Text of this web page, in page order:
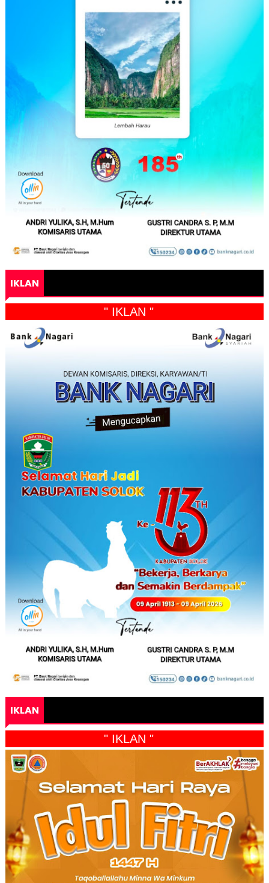
IKLAN
" IKLAN "
IKLAN
" IKLAN "